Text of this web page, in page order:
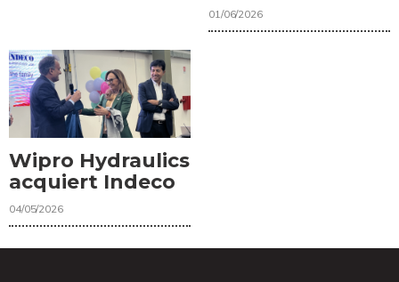
01/06/2026
Wipro Hydraulics
acquiert Indeco
04/05/2026